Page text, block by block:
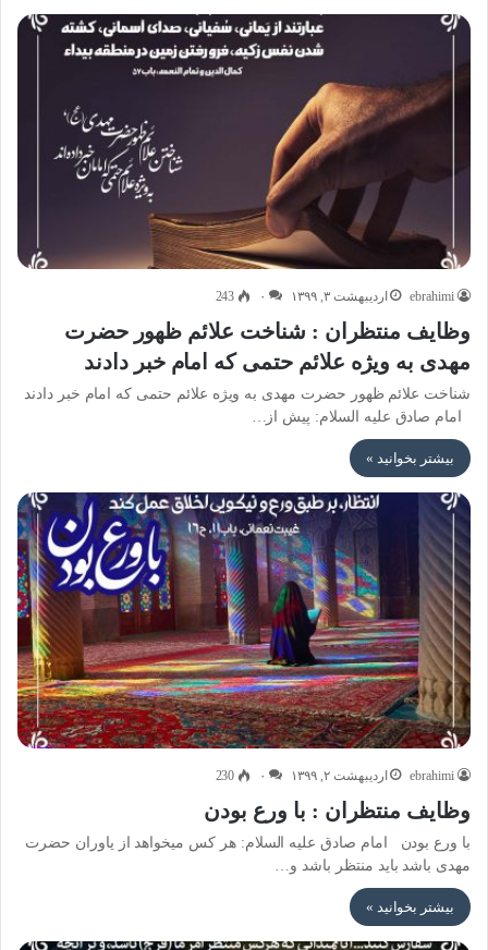
ebrahimi اردیبهشت ۳, ۱۳۹۹ ۰ 243
وظایف منتظران : شناخت علائم ظهور حضرت
مهدی به ویژه علائم حتمی که امام خبر دادند
شناخت علائم ظهور حضرت مهدی به ویژه علائم حتمی که امام خبر دادند
امام صادق علیه السلام: پیش از…
بیشتر بخوانید »
ebrahimi اردیبهشت ۲, ۱۳۹۹ ۰ 230
وظایف منتظران : با ورع بودن
با ورع بودن امام صادق علیه السلام: هر کس میخواهد از یاوران حضرت
مهدی باشد باید منتظر باشد و…
بیشتر بخوانید »